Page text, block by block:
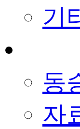
기
동
자